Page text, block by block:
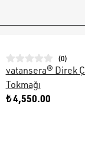
(0)
vatansera® Direk
Tokmağı
₺ 4,550.00